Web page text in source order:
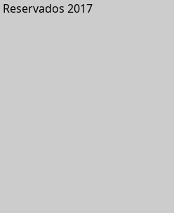
2017